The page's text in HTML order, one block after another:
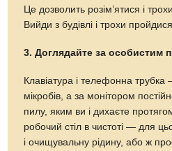
Це дозволить розім’ятися і
Вийди з будівлі і трохи
3. Доглядайте за особистим
Клавіатура і телефонна
мікробів, а за монітором
пилу, яким ви і дихаєте
робочий стіл в чистоті — для
і очищувальну рідину, або ж